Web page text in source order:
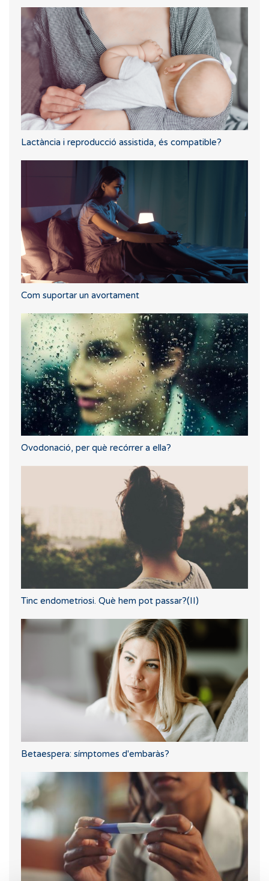
Lactància i reproducció assistida, és compatible?
Com suportar un avortament
Ovodonació, per què recórrer a ella?
Tinc endometriosi. Què hem pot passar?(II)
Betaespera: símptomes d'embaràs?